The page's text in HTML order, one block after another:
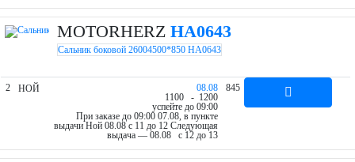
MOTORHERZ HA0643
Сальник боковой 26004500*850 HA0643
2 НОЙ
08.08
1100 - 1200
успейте до 09:00
При заказе до 09:00 07.08, в пункте
выдачи Ной 08.08 c 11 до 12 Следующая
выдача — 08.08 c 12 до 13
845